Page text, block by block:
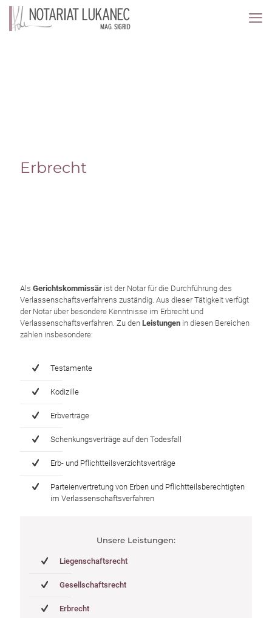
Erbrecht
Als Gerichtskommissär ist der Notar für die Durchführung des
Verlassenschaftsverfahrens zuständig. Aus dieser Tätigkeit verfügt
der Notar über besondere Kenntnisse im Erbrecht und
Verlassenschaftsverfahren. Zu den Leistungen in diesen Bereichen
zählen insbesondere:
Testamente
Kodizille
Erbverträge
Schenkungsverträge auf den Todesfall
Erb- und Pflichtteilsverzichtsverträge
Parteienvertretung von Erben und Pflichtteilsberechtigten
im Verlassenschaftsverfahren
Unsere Leistungen:
Liegenschaftsrecht
Gesellschaftsrecht
Erbrecht